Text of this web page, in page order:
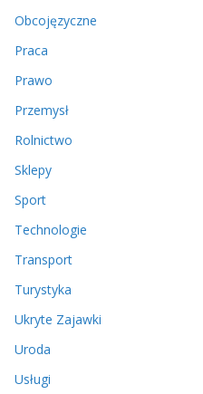
Obcojęzyczne
Praca
Prawo
Przemysł
Rolnictwo
Sklepy
Sport
Technologie
Transport
Turystyka
Ukryte Zajawki
Uroda
Usługi